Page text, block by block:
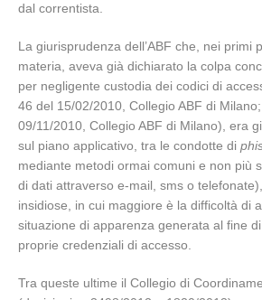
dal correntista.
La giurisprudenza dell’ABF che, nei primi
materia, aveva già dichiarato la colpa
per negligente custodia dei codici di
46 del 15/02/2010, Collegio ABF di
09/11/2010, Collegio ABF di Milano), era
sul piano applicativo, tra le condotte di
mediante metodi ormai comuni e non più
di dati attraverso e-mail, sms o
insidiose, in cui maggiore è la difficoltà di
situazione di apparenza generata al fine
proprie credenziali di accesso.
Tra queste ultime il Collegio di